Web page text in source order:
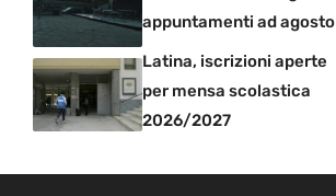
appuntamenti ad agosto
Latina, iscrizioni aperte
per mensa scolastica
2026/2027